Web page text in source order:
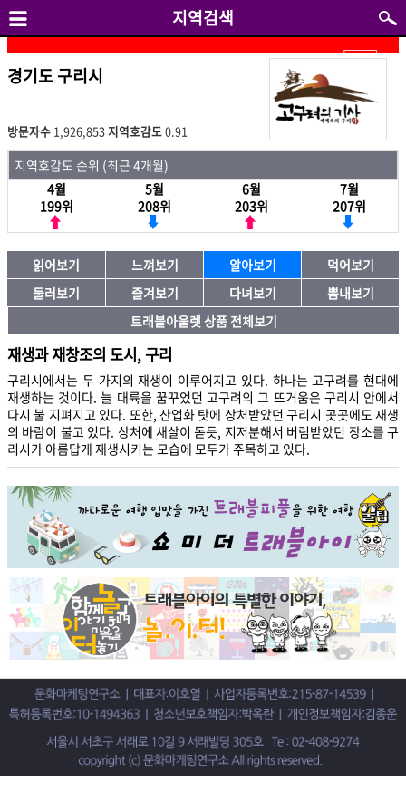
지역검색
경기도 구리시
방문자수 1,926,853지역호감도 0.91
지역호감도 순위 (최근 4개월)
4월
199위
5월
208위
6월
203위
7월
207위
읽어보기 느껴보기 알아보기
먹어보기
둘러보기
즐겨보기 다녀보기
뽐내보기
트래블아울렛 상품 전체보기
재생과 재창조의 도시, 구리
구리시에서는 두 가지의 재생이 이루어지고 있다. 하나는 고구려를 현대에
재생하는 것이다. 늘 대륙을 꿈꾸었던 고구려의 그 뜨거움은 구리시 안에서
다시 불 지펴지고 있다. 또한, 산업화 탓에 상처받았던 구리시 곳곳에도 재생
의 바람이 불고 있다. 상처에 새살이 돋듯, 지저분해서 버림받았던 장소를 구
리시가 아름답게 재생시키는 모습에 모두가 주목하고 있다.